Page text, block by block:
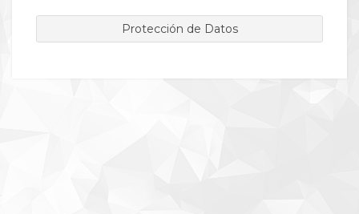
Protección de Datos